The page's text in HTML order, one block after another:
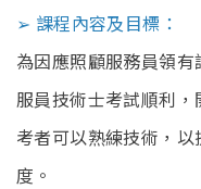
➢ 課程內容及目標：
為因應照顧服務員領
服員技術士考試順利
考者可以熟練技術，
度。